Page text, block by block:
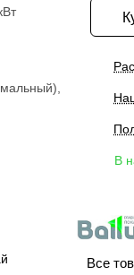
В
Все